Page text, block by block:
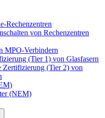
Rechenzentren
von Rechenzentren
MPO-Verbindern
(Tier 1) von Glasfasern
Zertifizierung (Tier 2) von
(NEM)